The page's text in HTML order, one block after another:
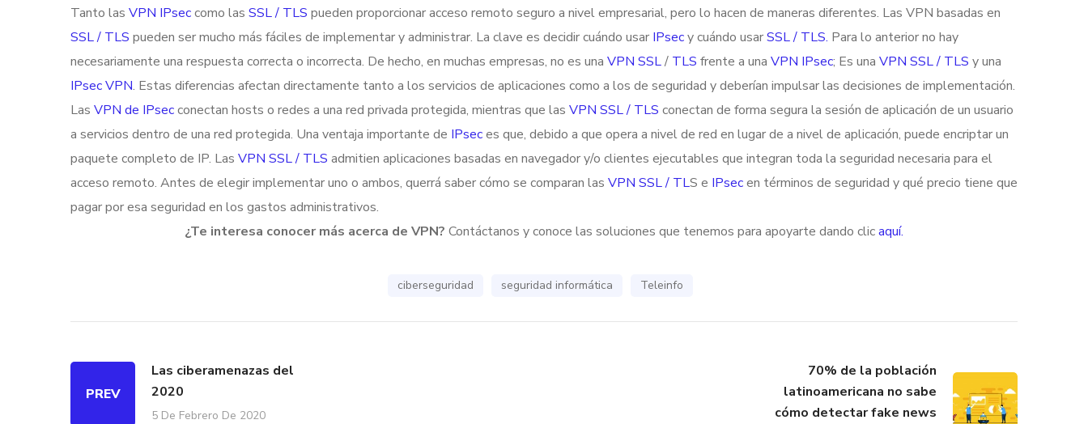
Tanto las VPN IPseccomo las SSL / TLS pueden proporcionar acceso remoto seguro a nivel empresarial, pero lo hacen de maneras diferentes. Las VPN basadas en
SSL / TLS pueden ser mucho más fáciles de implementar y administrar. La clave es decidir cuándo usar IPsecy cuándo usarSSL / TLS. Para lo anterior no hay
necesariamente una respuesta correcta o incorrecta. De hecho, en muchas empresas, no es una VPN SSL/ TLS frente a una VPN IPsec; Es una VPN SSL / TLS y una
IPsec VPN. Estas diferencias afectan directamente tanto a los servicios de aplicaciones como a los de seguridad y deberían impulsar las decisiones de implementación.
Las VPN de IPsecconectan hosts o redes a una red privada protegida, mientras que las VPN SSL / TLS conectan de forma segura la sesión de aplicación de un usuario
a servicios dentro de una red protegida. Una ventaja importante de IPseces que, debido a que opera a nivel de red en lugar de a nivel de aplicación, puede encriptar un
paquete completo de IP. Las VPN SSL / TLS admitien aplicaciones basadas en navegador y/o clientes ejecutables que integran toda la seguridad necesaria para el
acceso remoto. Antes de elegir implementar uno o ambos, querrá saber cómo se comparan las VPN SSL / TLS e IPsecen términos de seguridad y qué precio tiene que
pagar por esa seguridad en los gastos administrativos.
¿Te interesa conocer más acerca de VPN? Contáctanos y conoce las soluciones que tenemos para apoyarte dando clicaquí.
ciberseguridad seguridad informática Teleinfo
PREV
Las ciberamenazas del
2020
5 De Febrero De 2020
70% de la población
latinoamericana no sabe
cómo detectar fake news